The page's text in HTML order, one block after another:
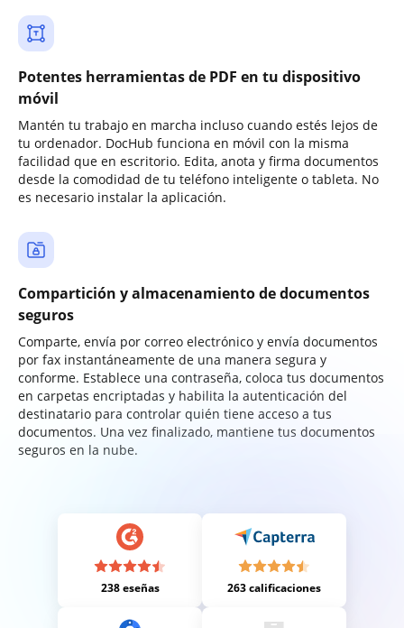
Potentes herramientas de PDF en tu dispositivo
móvil
Mantén tu trabajo en marcha incluso cuando estés lejos de
tu ordenador. DocHub funciona en móvil con la misma
facilidad que en escritorio. Edita, anota y firma documentos
desde la comodidad de tu teléfono inteligente o tableta. No
es necesario instalar la aplicación.
Compartición y almacenamiento de documentos
seguros
Comparte, envía por correo electrónico y envía documentos
por fax instantáneamente de una manera segura y
conforme. Establece una contraseña, coloca tus documentos
en carpetas encriptadas y habilita la autenticación del
destinatario para controlar quién tiene acceso a tus
documentos. Una vez finalizado, mantiene tus documentos
seguros en la nube.
238 eseñas 263 calificaciones